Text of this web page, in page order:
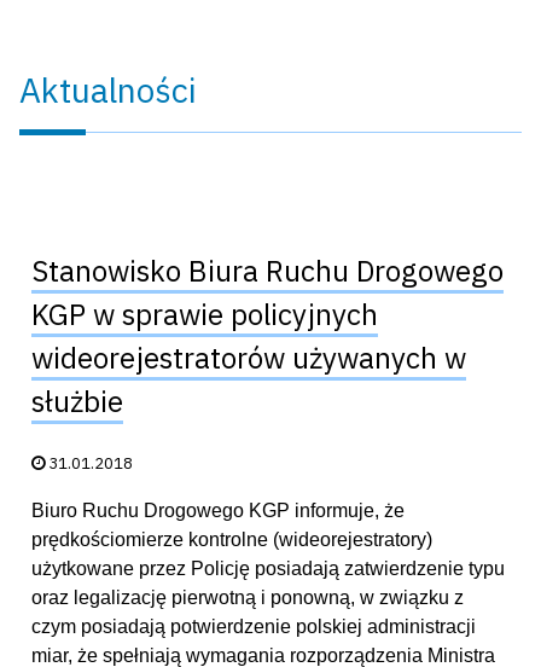
Aktualności
Stanowisko Biura Ruchu Drogowego
KGP w sprawie policyjnych
wideorejestratorów używanych w
służbie
Data publikacji:
31.01.2018
Biuro Ruchu Drogowego KGP informuje, że
prędkościomierze kontrolne (wideorejestratory)
użytkowane przez Policję posiadają zatwierdzenie typu
oraz legalizację pierwotną i ponowną, w związku z
czym posiadają potwierdzenie polskiej administracji
miar, że spełniają wymagania rozporządzenia Ministra